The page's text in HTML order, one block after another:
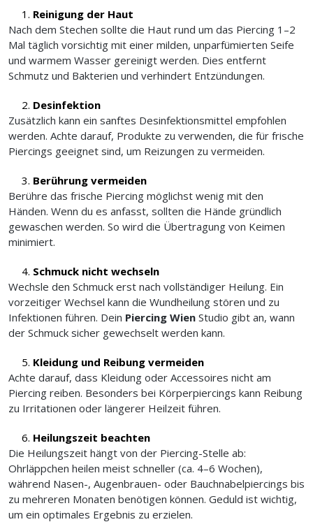
Reinigung der Haut
Nach dem Stechen sollte die Haut rund um das Piercing 1–2
Mal täglich vorsichtig mit einer milden, unparfümierten Seife
und warmem Wasser gereinigt werden. Dies entfernt
Schmutz und Bakterien und verhindert Entzündungen.
Desinfektion
Zusätzlich kann ein sanftes Desinfektionsmittel empfohlen
werden. Achte darauf, Produkte zu verwenden, die für frische
Piercings geeignet sind, um Reizungen zu vermeiden.
Berührung vermeiden
Berühre das frische Piercing möglichst wenig mit den
Händen. Wenn du es anfasst, sollten die Hände gründlich
gewaschen werden. So wird die Übertragung von Keimen
minimiert.
Schmuck nicht wechseln
Wechsle den Schmuck erst nach vollständiger Heilung. Ein
vorzeitiger Wechsel kann die Wundheilung stören und zu
Infektionen führen. Dein Piercing Wien Studio gibt an, wann
der Schmuck sicher gewechselt werden kann.
Kleidung und Reibung vermeiden
Achte darauf, dass Kleidung oder Accessoires nicht am
Piercing reiben. Besonders bei Körperpiercings kann Reibung
zu Irritationen oder längerer Heilzeit führen.
Heilungszeit beachten
Die Heilungszeit hängt von der Piercing-Stelle ab:
Ohrläppchen heilen meist schneller (ca. 4–6 Wochen),
während Nasen-, Augenbrauen- oder Bauchnabelpiercings bis
zu mehreren Monaten benötigen können. Geduld ist wichtig,
um ein optimales Ergebnis zu erzielen.